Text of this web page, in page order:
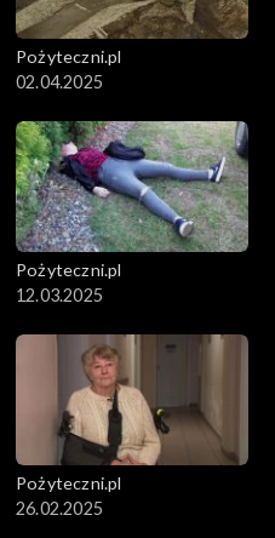
Pożyteczni.pl
02.04.2025
Pożyteczni.pl
12.03.2025
Pożyteczni.pl
26.02.2025